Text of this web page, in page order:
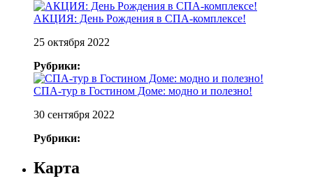
АКЦИЯ: День Рождения в СПА-комплексе!
25 октября 2022
Рубрики:
СПА-тур в Гостином Доме: модно и полезно!
30 сентября 2022
Рубрики:
Карта